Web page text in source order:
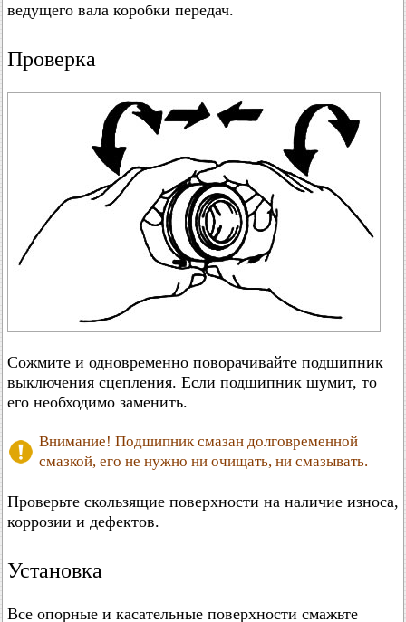
ведущего вала коробки передач.
Проверка
Сожмите и одновременно поворачивайте подшипник
выключения сцепления. Если подшипник шумит, то
его необходимо заменить.
Внимание! Подшипник смазан долговременной
смазкой, его не нужно ни очищать, ни смазывать.
Проверьте скользящие поверхности на наличие износа,
коррозии и дефектов.
Установка
Все опорные и касательные поверхности смажьте